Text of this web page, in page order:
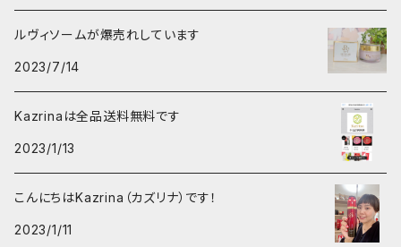
ルヴィソームが爆売れしています
2023/7/14
Kazrinaは全品送料無料です
2023/1/13
こんにちはKazrina（カズリナ）です！
2023/1/11